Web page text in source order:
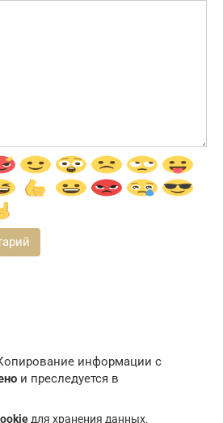
информации с
и преследуется в
для хранения данных.